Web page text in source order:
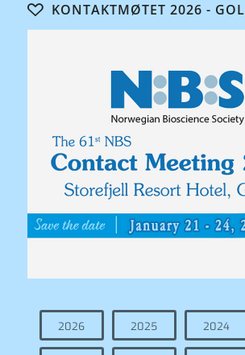
KONTAKTMØTET 2026 - GOL
2026 2025 2024